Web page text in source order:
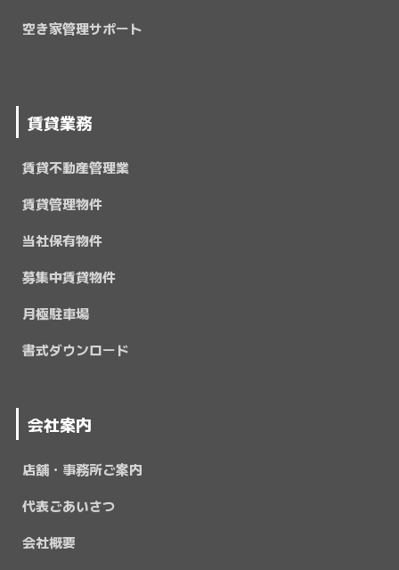
空き家管理サポート
賃貸業務
賃貸不動産管理業
賃貸管理物件
当社保有物件
募集中賃貸物件
月極駐車場
書式ダウンロード
会社案内
店舗・事務所ご案内
代表ごあいさつ
会社概要